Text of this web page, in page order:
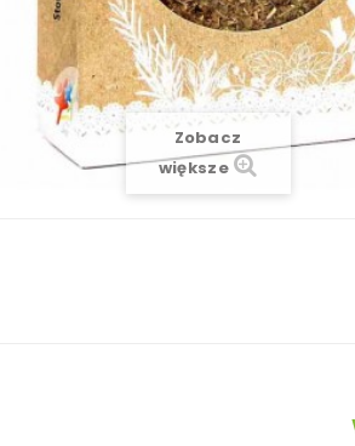
Zobacz
większe